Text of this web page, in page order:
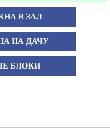
В ЗАЛ
НА ДАЧУ
БЛОКИ